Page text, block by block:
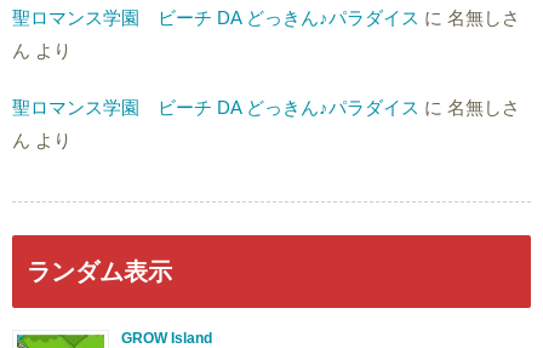
聖ロマンス学園 ビーチ DA どっきん♪パラダイス に 名無しさ
ん より
聖ロマンス学園 ビーチ DA どっきん♪パラダイス に 名無しさ
ん より
ランダム表示
GROW Island